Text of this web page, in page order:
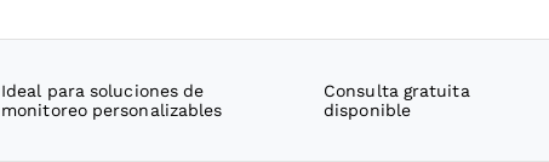
Ideal para soluciones de
monitoreo personalizables
Consulta gratuita
disponible